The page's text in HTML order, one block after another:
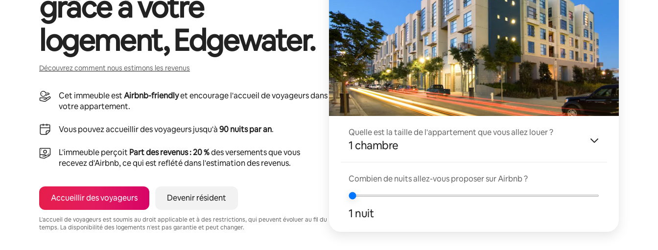
logement,Edgewater.
Découvrez comment nous estimons les revenus
Cet immeuble estAirbnb-friendlyet encourage l'accueil de voyageurs dans
votre appartement.
Vous pouvez accueillir des voyageurs jusqu'à90 nuits par an.
L'immeuble perçoit Part des revenus : 20 %des versements que vous
recevez d'Airbnb, ce qui est reflété dans l'estimation des revenus.
Accueillir des voyageurs Devenir résident
L'accueil de voyageurs est soumis au droit applicable et à des restrictions, qui peuvent évoluer au fil du
temps. La disponibilité des logements n'est pas garantie et peut changer.
Quelle est la taille de l'appartement que vous allez louer ?
1 chambre
Combien de nuits allez-vous proposer sur Airbnb ?
1 nuit